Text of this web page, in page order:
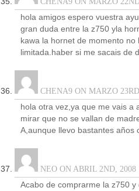
hola amigos espero vuestra
gran duda entre la z750 yla
kawa la hornet de momento no
limitada.haber si me sacais de
CHENA9 ON MARZO
hola otra vez,ya que me vais a
mirar que no se vallan de
A,aunque llevo bastantes años
NEO ON ABRIL 2ND, 2008
Acabo de comprarme la z750 y